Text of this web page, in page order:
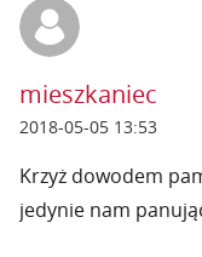
mieszkaniec
2018-05-05 13:53
Krzyż dowodem
jedynie nam